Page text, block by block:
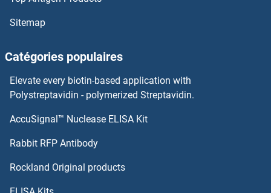
GCKR Kits ELISA
GCHFR Kits ELISA
GCH1 Kits ELISA
GCG Kits ELISA
Sitemap
Catégories populaires
Elevate every biotin-based application with
Polystreptavidin - polymerized Streptavidin.
AccuSignal™ Nuclease ELISA Kit
Rabbit RFP Antibody
Rockland Original products